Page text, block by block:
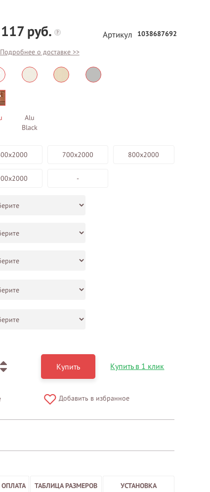
БЕСПЛАТНЫЙ ВЫЕЗД НА
ВЫЗВАТЬ ЗАМЕРЩИКА
руб. ?
Подробнее о доставке >>
Артикул 1038687692
Alu
Black
700х2000 800х2000
-
Купить Купить в 1 клик
Добавить в избранное
ТАБЛИЦА РАЗМЕРОВ УСТАНОВКА